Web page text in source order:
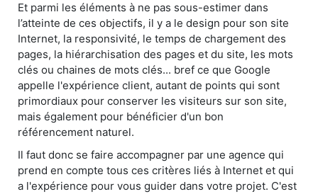
Et parmi les éléments à ne pas sous-estimer dans
l’atteinte de ces objectifs, il y a le design pour son site
Internet, la responsivité, le temps de chargement des
pages, la hiérarchisation des pages et du site, les mots
clés ou chaines de mots clés... bref ce que Google
appelle l'expérience client, autant de points qui sont
primordiaux pour conserver les visiteurs sur son site,
mais également pour bénéficier d'un bon
référencement naturel.
Il faut donc se faire accompagner par une agence qui
prend en compte tous ces critères liés à Internet et qui
a l'expérience pour vous guider dans votre projet. C'est